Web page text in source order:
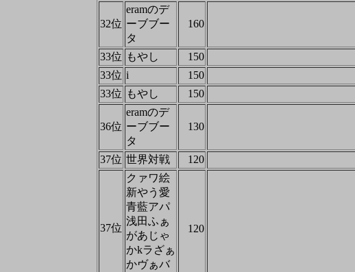
32位
eramのデ
ーブブー
タ
160
33位 もやし 150
33位 i 150
33位 もやし 150
36位
eramのデ
ーブブー
タ
130
37位 世界対戦 120
37位
クァワ絵
新やう愛
青藍アパ
浅田ふぁ
があじゃ
かkラざぁ
かヴぁバ
120